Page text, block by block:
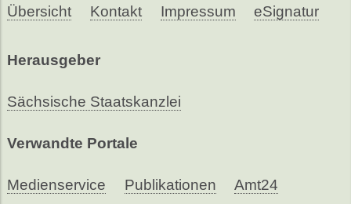
Übersicht Kontakt Impressum eSignatur
Herausgeber
Sächsische Staatskanzlei
Verwandte Portale
Medienservice Publikationen Amt24